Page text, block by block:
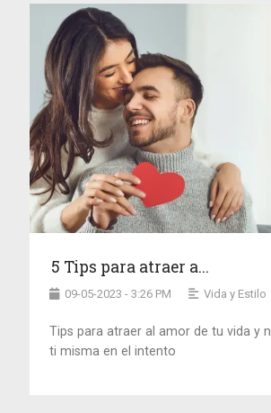
5 Tips para atraer a...
09-05-2023 - 3:26 PM Vida y Estilo
Tips para atraer al amor de tu vida y
ti misma en el intento